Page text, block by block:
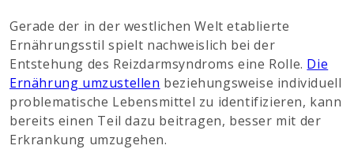
Gerade der in der westlichen Welt etablierte
Ernährungsstil spielt nachweislich bei der
Entstehung des Reizdarmsyndroms eine Rolle. Die
Ernährung umzustellen beziehungsweise individuell
problematische Lebensmittel zu identifizieren, kann
bereits einen Teil dazu beitragen, besser mit der
Erkrankung umzugehen.